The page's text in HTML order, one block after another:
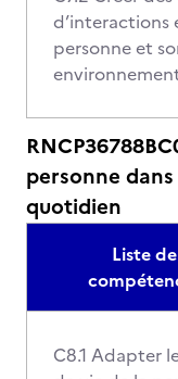
d’interactions
personne et
personne
quotidien
Liste de
C8.1 Adapter